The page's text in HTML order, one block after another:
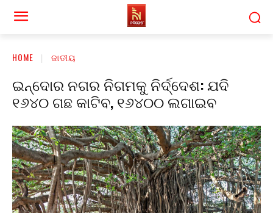
HOME ଜାତୀୟ
ଇନ୍ଦୋର ନଗର ନିଗମକୁ ନିର୍ଦ୍ଦେଶ: ଯଦି
୧୬୪୦ ଗଛ କାଟିବ, ୧୬୪୦୦ ଲଗାଇବ